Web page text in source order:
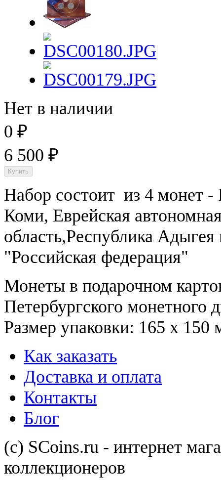
Нет в наличии
0 ₽
6 500 ₽
Набор состоит из 4 монет
Коми, Еврейская
область,Республика
"Российская федерация"
Монеты в подарочном
Петербургского монетного
Размер упаковки: 165 х 150
Как заказать
Доставка и оплата
Контакты
Блог
(с) SCoins.ru - интернет
коллекционеров